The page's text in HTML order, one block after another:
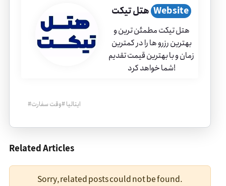
هتل تیکتWebsite
هتل تیکت مطمئن ترین و
بهترین رزرو ها را در کمترین
زمان و با بهترین قیمت تقدیم
شما خواهد کرد!
# ایتالیا#وقت سفارت
Related Articles
Sorry, related posts could not be found.